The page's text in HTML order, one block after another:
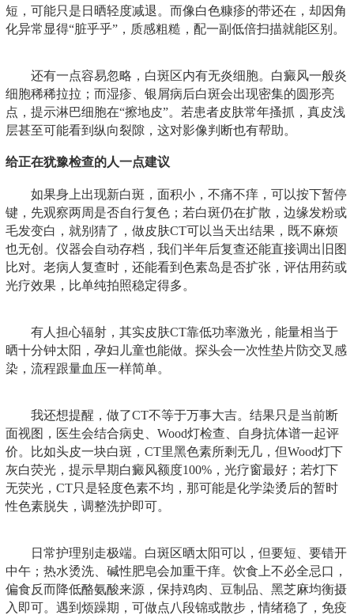
短，可能只是日晒轻度减退。而像白色糠疹的带还在，却因角
化异常显得“脏乎乎”，质感粗糙，配一副低倍扫描就能区别。
还有一点容易忽略，白斑区内有无炎细胞。白癜风一般炎
细胞稀稀拉拉；而湿疹、银屑病后白斑会出现密集的圆形亮
点，提示淋巴细胞在“擦地皮”。若患者皮肤常年搔抓，真皮浅
层甚至可能看到纵向裂隙，这对影像判断也有帮助。
给正在犹豫检查的人一点建议
如果身上出现新白斑，面积小，不痛不痒，可以按下暂停
键，先观察两周是否自行复色；若白斑仍在扩散，边缘发粉或
毛发变白，就别猜了，做皮肤CT可以当天出结果，既不麻烦
也无创。仪器会自动存档，我们半年后复查还能直接调出旧图
比对。老病人复查时，还能看到色素岛是否扩张，评估用药或
光疗效果，比单纯拍照稳定得多。
有人担心辐射，其实皮肤CT靠低功率激光，能量相当于
晒十分钟太阳，孕妇儿童也能做。探头会一次性垫片防交叉感
染，流程跟量血压一样简单。
我还想提醒，做了CT不等于万事大吉。结果只是当前断
面视图，医生会结合病史、Wood灯检查、自身抗体谱一起评
价。比如头皮一块白斑，CT里黑色素所剩无几，但Wood灯下
灰白荧光，提示早期白癜风额度100%，光疗窗最好；若灯下
无荧光，CT只是轻度色素不均，那可能是化学染烫后的暂时
性色素脱失，调整洗护即可。
日常护理别走极端。白斑区晒太阳可以，但要短、要错开
中午；热水烫洗、碱性肥皂会加重干痒。饮食上不必全忌口，
偏食反而降低酪氨酸来源，保持鸡肉、豆制品、黑芝麻均衡摄
入即可。遇到烦躁期，可做点八段锦或散步，情绪稳了，免疫